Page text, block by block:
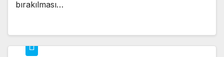
bırakılması…